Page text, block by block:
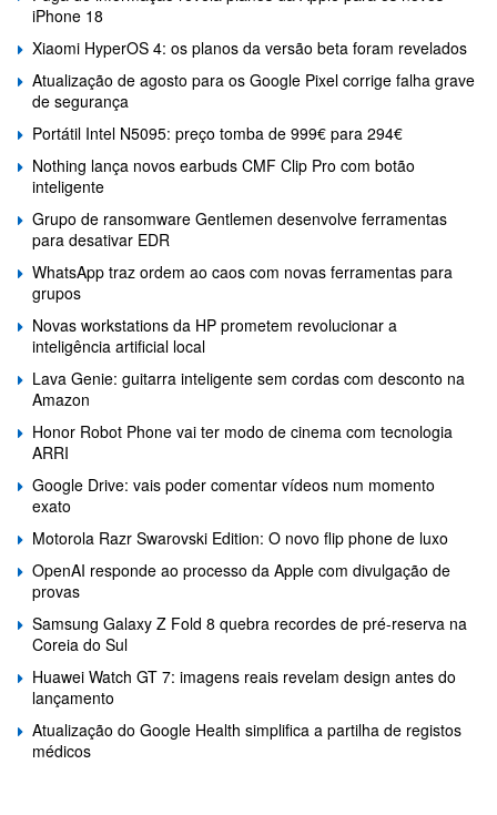
iPhone 18
Xiaomi HyperOS 4: os planos da versão beta foram revelados
Atualização de agosto para os Google Pixel corrige falha grave
de segurança
Portátil Intel N5095: preço tomba de 999€ para 294€
Nothing lança novos earbuds CMF Clip Pro com botão
inteligente
Grupo de ransomware Gentlemen desenvolve ferramentas
para desativar EDR
WhatsApp traz ordem ao caos com novas ferramentas para
grupos
Novas workstations da HP prometem revolucionar a
inteligência artificial local
Lava Genie: guitarra inteligente sem cordas com desconto na
Amazon
Honor Robot Phone vai ter modo de cinema com tecnologia
ARRI
Google Drive: vais poder comentar vídeos num momento
exato
Motorola Razr Swarovski Edition: O novo flip phone de luxo
OpenAI responde ao processo da Apple com divulgação de
provas
Samsung Galaxy Z Fold 8 quebra recordes de pré-reserva na
Coreia do Sul
Huawei Watch GT 7: imagens reais revelam design antes do
lançamento
Atualização do Google Health simplifica a partilha de registos
médicos